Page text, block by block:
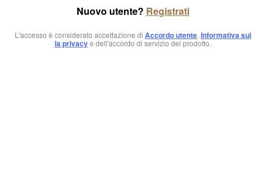
Nuovo utente? Registrati
L'accesso è considerato accettazione di Accordo utente, Informativa sul
la privacye dell'accordo di servizio del prodotto.